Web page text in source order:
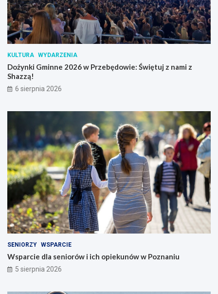
KULTURA WYDARZENIA
Dożynki Gminne 2026 w Przebędowie: Świętuj z nami z
Shazzą!
6 sierpnia 2026
SENIORZY WSPARCIE
Wsparcie dla seniorów i ich opiekunów w Poznaniu
5 sierpnia 2026